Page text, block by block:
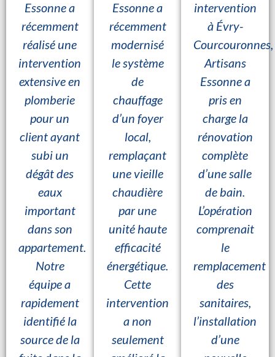
Essonne a
récemment
réalisé une
intervention
extensive en
plomberie
pour un
client ayant
subi un
dégât des
eaux
important
dans son
appartement.
Notre
équipe a
rapidement
identifié la
source de la
Essonne a
récemment
modernisé
le système
de
chauffage
d’un foyer
local,
remplaçant
une vieille
chaudière
par une
unité haute
efficacité
énergétique.
Cette
intervention
a non
seulement
intervention
à Évry-
Courcouronnes,
Artisans
Essonne a
pris en
charge la
rénovation
complète
d’une salle
de bain.
L’opération
comprenait
le
remplacement
des
sanitaires,
l’installation
d’une